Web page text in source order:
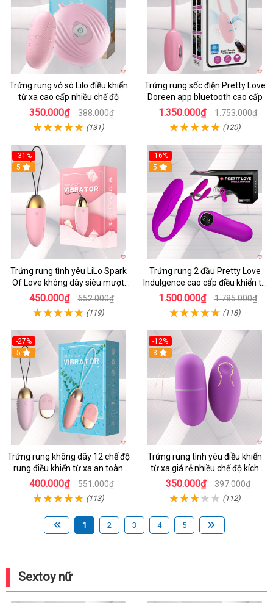
Trứng rung vỏ sò Lilo điều khiển
từ xa cao cấp nhiều chế độ
350.000₫ 388.000₫
(131)
Trứng rung sốc điện Pretty Love
Doreen app bluetooth cao cấp
1.350.000₫ 1.753.000₫
(120)
-31%
5
Trứng rung tình yêu LiLo Spark
Of Love không dây siêu mượt
chống nước
450.000₫ 652.000₫
(119)
-16%
5
Trứng rung 2 đầu Pretty Love
Indulgence cao cấp điều khiển từ
xa
1.500.000₫ 1.785.000₫
(118)
-27%
5
Trứng rung không dây 12 chế độ
rung điều khiển từ xa an toàn
400.000₫ 551.000₫
(113)
-12%
3
Trứng rung tình yêu điều khiển
từ xa giá rẻ nhiều chế độ kích
thích
350.000₫ 397.000₫
(112)
1 2 3 4 5
Sextoy nữ